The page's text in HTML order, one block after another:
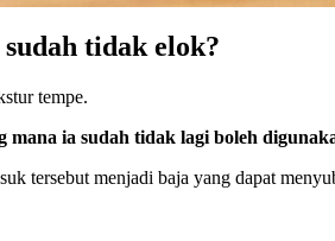
tidak elok?
tempe.
mana ia sudah tidak lagi boleh
tersebut menjadi baja yang dapat